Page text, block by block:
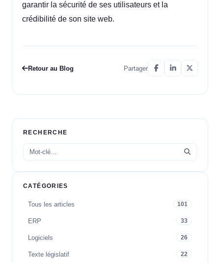
garantir la sécurité de ses utilisateurs et la
crédibilité de son site web.
Retour au Blog Partager
RECHERCHE
CATÉGORIES
Tous les articles 101
ERP 33
Logiciels 26
Texte législatif 22